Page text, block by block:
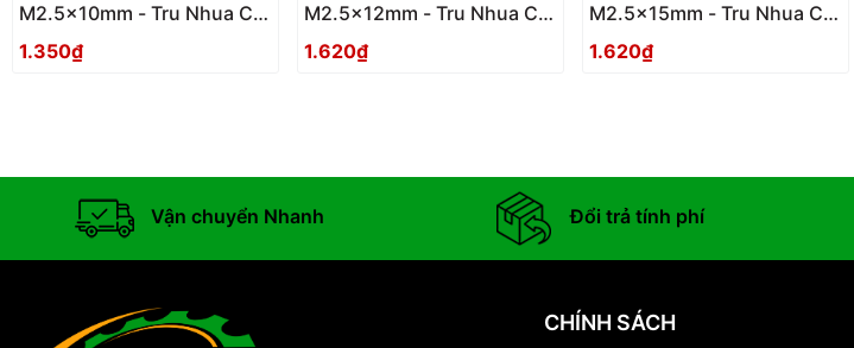
M2.5x10mm - Tru Nhua Cai
Cai Luc Giac
1.350₫
M2.5x12mm - Tru Nhua Cai
Cai Luc Giac
1.620₫
M2.5x15mm - Tru Nhua Cai
Cai Luc Giac
1.620₫
Vận chuyển Nhanh Đổi trả tính phí
CHÍNH SÁCH